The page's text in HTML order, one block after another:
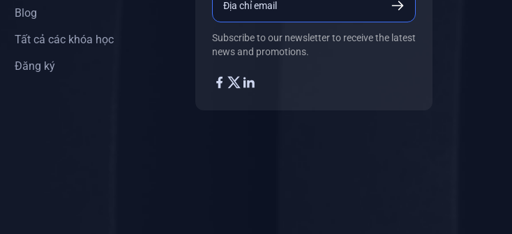
Blog
Tất cả các khóa học
Đăng ký
Subscribe to our newsletter to receive the latest
news and promotions.